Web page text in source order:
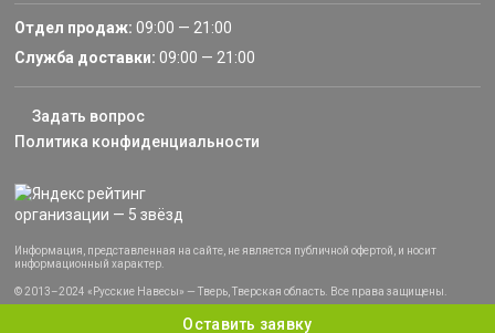
Оставить заявку
Отдел продаж: 09:00 — 21:00
Служба доставки: 09:00 — 21:00
Задать вопрос
Политика конфиденциальности
Информация, представленная на сайте, не является публичной офертой, и носит
информационный характер.
© 2013–2024 «Русские Навесы» — Тверь, Тверская область. Все права защищены.